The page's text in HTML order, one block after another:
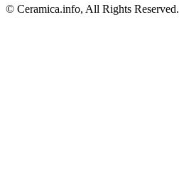
© Ceramica.info, All Rights Reserved.